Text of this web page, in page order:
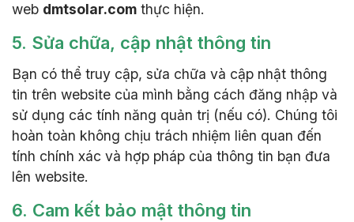
web dmtsolar.com thực hiện.
5. Sửa chữa, cập nhật thông tin
Bạn có thể truy cập, sửa chữa và cập nhật thông
tin trên website của mình bằng cách đăng nhập và
sử dụng các tính năng quản trị (nếu có). Chúng tôi
hoàn toàn không chịu trách nhiệm liên quan đến
tính chính xác và hợp pháp của thông tin bạn đưa
lên website.
6. Cam kết bảo mật thông tin